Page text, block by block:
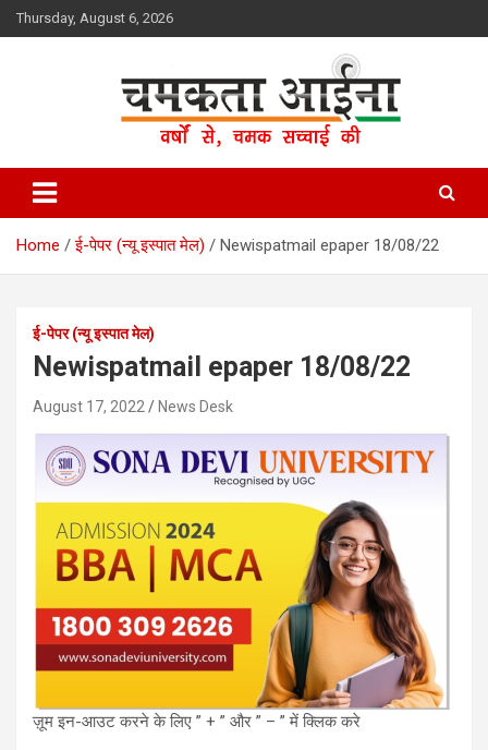
Skip
to
Thursday, August 6, 2026
Chamakta Aina
Home ई-पेपर (न्यू इस्पात मेल) Newispatmail epaper 18/08/22
ई-पेपर (न्यू इस्पात मेल)
Newispatmail epaper 18/08/22
August 17, 2022 News Desk
ज़ूम इन-आउट करने के लिए ” + ” और ” – ” में क्लिक करे